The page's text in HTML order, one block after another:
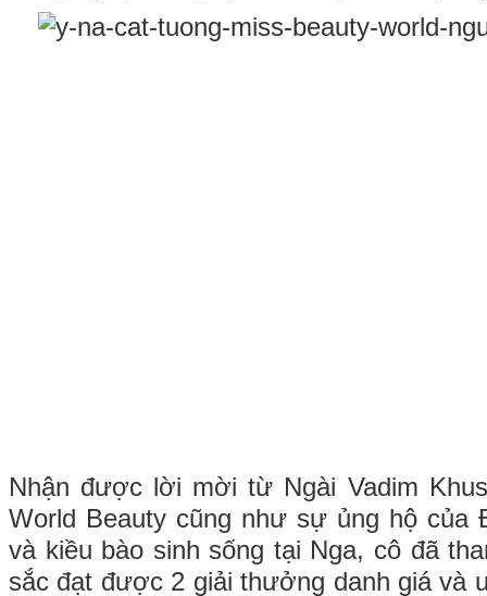
Nhận được lời mời từ Ngài Vadim
World Beauty cũng như sự ủng hộ của
và kiều bào sinh sống tại Nga, cô đã
sắc đạt được 2 giải thưởng danh giá và